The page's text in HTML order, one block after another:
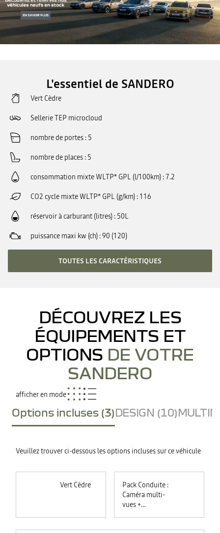
L'essentiel de SANDERO
Vert Cèdre
Sellerie TEP microcloud
nombre de portes 5
nombre de places 5
consommation mixte WLTP* GPL (l/100km) 7.2
CO2 cycle mixte WLTP* GPL (g/km) 116
réservoir à carburant (litres) 50L
puissance maxi kw (ch) 90 (120)
TOUTES LES CARACTÉRISTIQUES
DÉCOUVREZ LES
ÉQUIPEMENTS ET
OPTIONS DE VOTRE
SANDERO
afficher en mode
Options incluses (3)DESIGN (10)
Veuillez trouver ci-dessous les options incluses sur ce véhicule
Vert Cèdre
Pack Conduite :
Caméra multi-
vues +